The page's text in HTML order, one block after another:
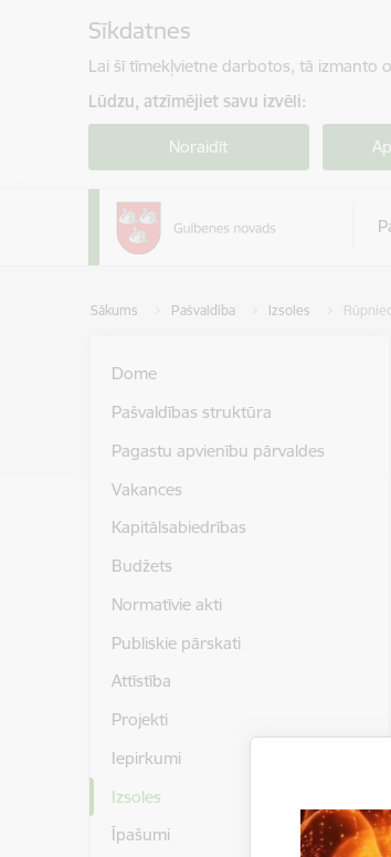
Sīkdatnes
Lai šī tīmekļvietne darbotos, tā izmanto
Lūdzu, atzīmējiet savu izvēli:
Noraidīt
Sākums Pašvaldība Izsoles
Dome
Pašvaldības struktūra
Pagastu apvienību pārvaldes
Vakances
Kapitālsabiedrības
Budžets
Normatīvie akti
Publiskie pārskati
Attīstība
Projekti
Iepirkumi
Izsoles
Īpašumi